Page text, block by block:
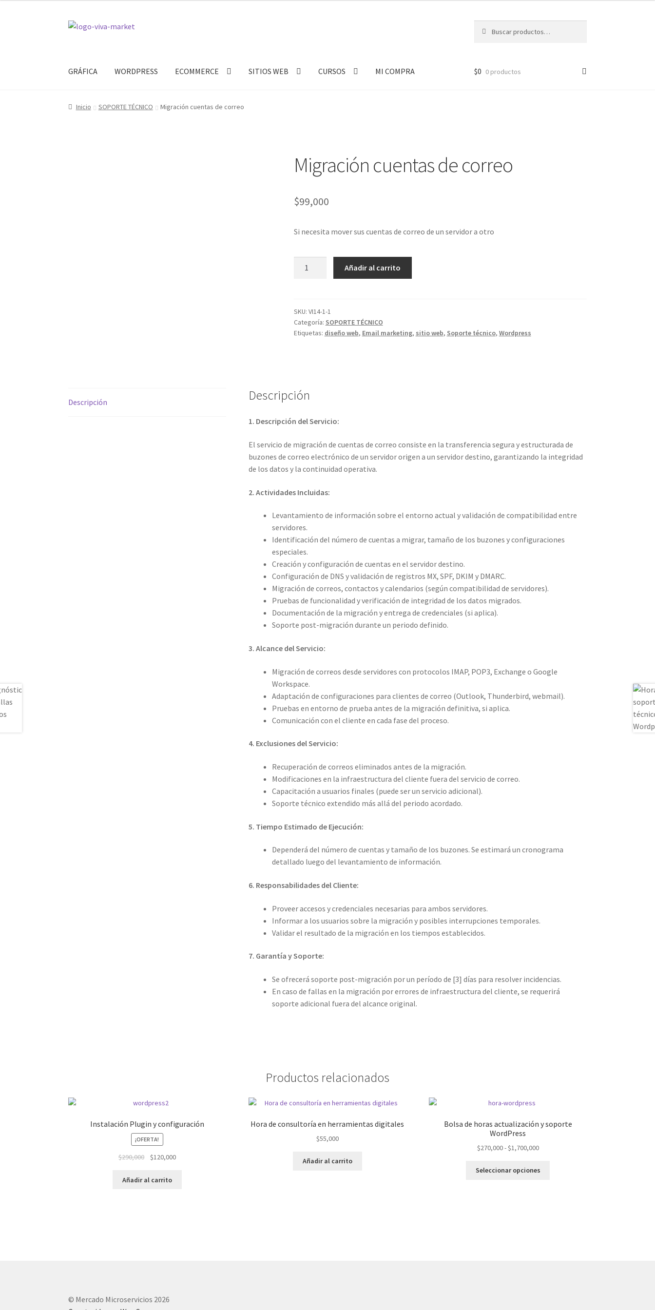
Ir
Ir
por:
GRÁFICA WORDPRESS ECOMMERCE SITIOS WEB CURSOS MI COMPRA $0 0 productos
Inicio SOPORTE TÉCNICO Migración cuentas de correo
Migración cuentas de correo
$99,000
Si necesita mover sus cuentas de correo de un servidor a otro
cantidad
Añadir al carrito
SKU: VI14-1-1
Categoría: SOPORTE TÉCNICO
Etiquetas: diseño web, Email marketing, sitio web, Soporte técnico, Wordpress
Descripción Descripción
1. Descripción del Servicio:
El servicio de migración de cuentas de correo consiste en la transferencia segura y estructurada de
buzones de correo electrónico de un servidor origen a un servidor destino, garantizando la integridad
de los datos y la continuidad operativa.
2. Actividades Incluidas:
Levantamiento de información sobre el entorno actual y validación de compatibilidad entre
servidores.
Identificación del número de cuentas a migrar, tamaño de los buzones y configuraciones
especiales.
Creación y configuración de cuentas en el servidor destino.
Configuración de DNS y validación de registros MX, SPF, DKIM y DMARC.
Migración de correos, contactos y calendarios (según compatibilidad de servidores).
Pruebas de funcionalidad y verificación de integridad de los datos migrados.
Documentación de la migración y entrega de credenciales (si aplica).
Soporte post-migración durante un periodo definido.
3. Alcance del Servicio:
Migración de correos desde servidores con protocolos IMAP, POP3, Exchange o Google
Workspace.
Adaptación de configuraciones para clientes de correo (Outlook, Thunderbird, webmail).
Pruebas en entorno de prueba antes de la migración definitiva, si aplica.
Comunicación con el cliente en cada fase del proceso.
4. Exclusiones del Servicio:
Recuperación de correos eliminados antes de la migración.
Modificaciones en la infraestructura del cliente fuera del servicio de correo.
Capacitación a usuarios finales (puede ser un servicio adicional).
Soporte técnico extendido más allá del periodo acordado.
5. Tiempo Estimado de Ejecución:
Dependerá del número de cuentas y tamaño de los buzones. Se estimará un cronograma
detallado luego del levantamiento de información.
6. Responsabilidades del Cliente:
Proveer accesos y credenciales necesarias para ambos servidores.
Informar a los usuarios sobre la migración y posibles interrupciones temporales.
Validar el resultado de la migración en los tiempos establecidos.
7. Garantía y Soporte:
Se ofrecerá soporte post-migración por un período de [3] días para resolver incidencias.
En caso de fallas en la migración por errores de infraestructura del cliente, se requerirá
soporte adicional fuera del alcance original.
Productos relacionados
Instalación Plugin y configuración
¡OFERTA!
$290,000
original
$120,000El
Añadir al carrito
Hora de consultoría en herramientas digitales
$55,000
Añadir al carrito
Bolsa de horas actualización y soporte
WordPress
$270,000-$1,700,000Rango
precios:
Seleccionar opciones
© Mercado Microservicios 2026